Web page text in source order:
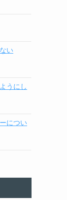
い
うにし
につい